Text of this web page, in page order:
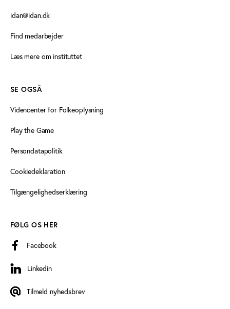
idan@idan.dk
Find medarbejder
Læs mere om instituttet
SE OGSÅ
Videncenter for Folkeoplysning
Play the Game
Persondatapolitik
Cookiedeklaration
Tilgængelighedserklæring
FØLG OS HER
Facebook
Linkedin
Linkedin
Tilmeld nyhedsbrev
Tilmeld nyhedsbrev